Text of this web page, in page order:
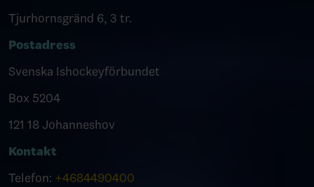
Tjurhornsgränd 6, 3 tr.
Postadress
Svenska Ishockeyförbundet
Box 5204
121 18 Johanneshov
Kontakt
Telefon: +4684490400